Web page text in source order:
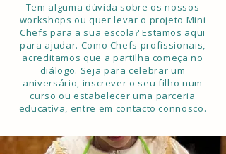
Tem alguma dúvida sobre os nossos
workshops ou quer levar o projeto Mini
Chefs para a sua escola? Estamos aqui
para ajudar. Como Chefs profissionais,
acreditamos que a partilha começa no
diálogo. Seja para celebrar um
aniversário, inscrever o seu filho num
curso ou estabelecer uma parceria
educativa, entre em contacto connosco.